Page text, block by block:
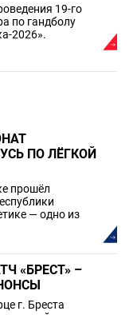
19-го
по гандболу
2026».
ПО ЛЁГКОЙ
прошёл
— одно из
«БРЕСТ» –
г. Бреста